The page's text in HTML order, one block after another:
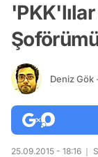
Deniz Gök
25.09.2015 - 18:16